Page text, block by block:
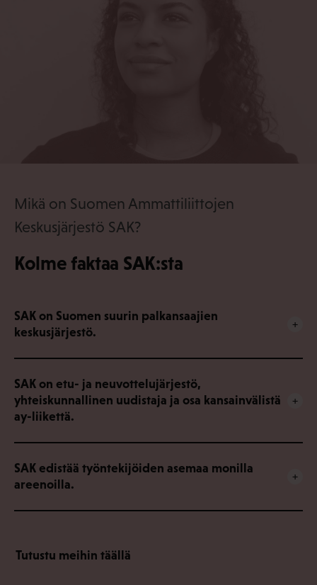
Mikä on Suomen Ammattiliittojen
Keskusjärjestö SAK?
Kolme faktaa SAK:sta
SAK on Suomen suurin palkansaajien
keskusjärjestö.
SAK on etu- ja neuvottelujärjestö,
yhteiskunnallinen uudistaja ja osa kansainvälistä
ay-liikettä.
SAK edistää työntekijöiden asemaa monilla
areenoilla.
Tutustu meihin täällä